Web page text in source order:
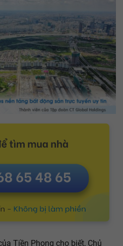
Tiền Phong cho biết, Chủ